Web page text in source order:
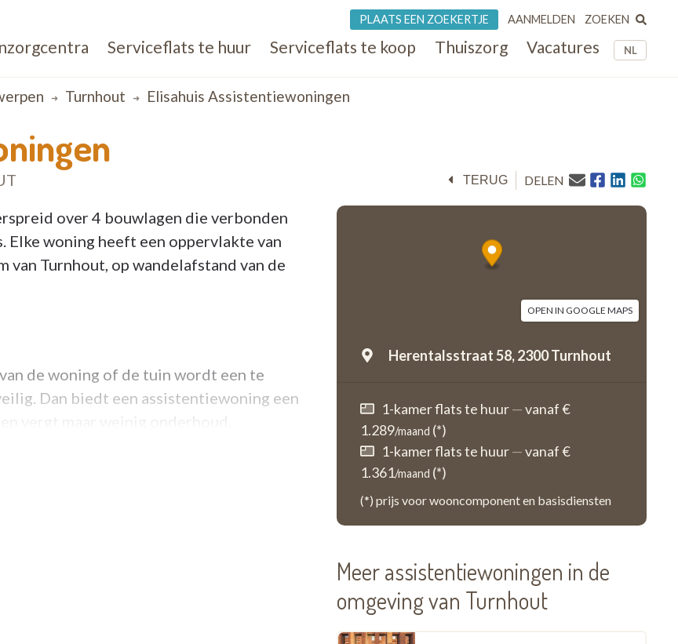
NL
Serviceflats te huur Serviceflats te koop Thuiszorg Vacatures
PLAATS EEN ZOEKERTJE AANMELDEN ZOEKEN
Turnhout Elisahuis Assistentiewoningen
TERUG DELEN
OPEN IN GOOGLE MAPS
Herentalsstraat 58,2300 Turnhout
1-kamer flats te huur—vanaf €
1.289/maand (*)
1-kamer flats te huur—vanaf €
1.361/maand (*)
(*) prijs voor wooncomponent en basisdiensten
over 4 bouwlagen die verbonden
woning heeft een oppervlakte van
van Turnhout, op wandelafstand van de
de woning of de tuin wordt een te
Dan biedt een assistentiewoning een
vergt maar weinig onderhoud.
Meer assistentiewoningen in de
omgeving van Turnhout